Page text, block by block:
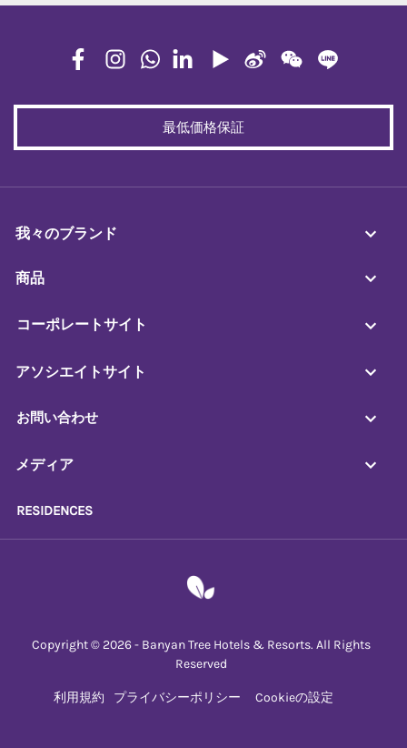
最低価格保証
我々のブランド
商品
コーポレートサイト
アソシエイトサイト
お問い合わせ
メディア
RESIDENCES
Copyright © 2026 - Banyan Tree Hotels & Resorts. All Rights
Reserved
利用規約 プライバシーポリシー Cookieの設定